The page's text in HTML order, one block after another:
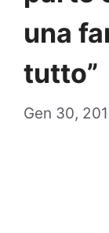
una
tutto”
Gen 30,